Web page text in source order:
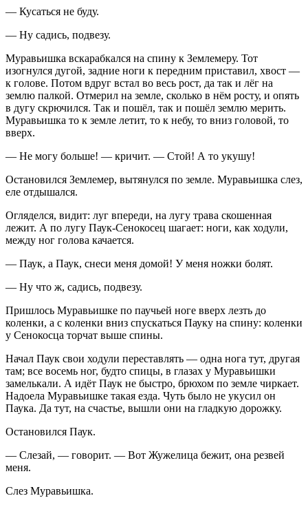
— Кусаться не буду.
— Ну садись, подвезу.
Муравьишка вскарабкался на спину к Землемеру. Тот
изогнулся дугой, задние ноги к передним приставил, хвост —
к голове. Потом вдруг встал во весь рост, да так и лёг на
землю палкой. Отмерил на земле, сколько в нём росту, и опять
в дугу скрючился. Так и пошёл, так и пошёл землю мерить.
Муравьишка то к земле летит, то к небу, то вниз головой, то
вверх.
— Не могу больше! — кричит. — Стой! А то укушу!
Остановился Землемер, вытянулся по земле. Муравьишка слез,
еле отдышался.
Огляделся, видит: луг впереди, на лугу трава скошенная
лежит. А по лугу Паук-Сенокосец шагает: ноги, как ходули,
между ног голова качается.
— Паук, а Паук, снеси меня домой! У меня ножки болят.
— Ну что ж, садись, подвезу.
Пришлось Муравьишке по паучьей ноге вверх лезть до
коленки, а с коленки вниз спускаться Пауку на спину: коленки
у Сенокосца торчат выше спины.
Начал Паук свои ходули переставлять — одна нога тут, другая
там; все восемь ног, будто спицы, в глазах у Муравьишки
замелькали. А идёт Паук не быстро, брюхом по земле чиркает.
Надоела Муравьишке такая езда. Чуть было не укусил он
Паука. Да тут, на счастье, вышли они на гладкую дорожку.
Остановился Паук.
— Слезай, — говорит. — Вот Жужелица бежит, она резвей
меня.
Слез Муравьишка.